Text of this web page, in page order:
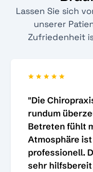
Lassen Sie sich
unserer
Zufriedenheit
"Die
rundum
Betreten fühlt
Atmosphäre
professionell.
sehr